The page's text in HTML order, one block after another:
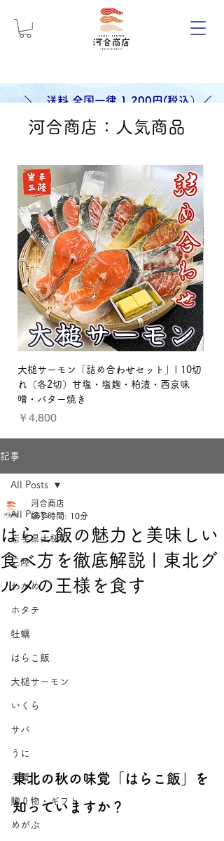
＼ 送料 全国一律 1,200円(税込）／
河合商店：人気商品
大槌サーモン「詰め合わせセット」| 10切
れ（各2切）甘塩・塩麹・粕漬・西京味
噌・バター焼き
価格
￥4,800
記事
All Posts
岩手県大槌町
三陸
わかめ
ホタテ
牡蠣
はらこ飯
大槌サーモン
いくら
サバ
うに
毛蟹
贈り物・ギフト
めがぶ
All Posts
はらこ飯の魅力と美味しい
食べ方を徹底解説 | 東北グ
ルメの王様を食す
河合商店
読了時間: 10分
東北の秋の味覚「はらこ飯」を
知っていますか？